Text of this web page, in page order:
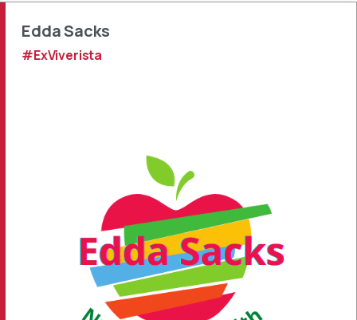
Edda Sacks
#ExViverista